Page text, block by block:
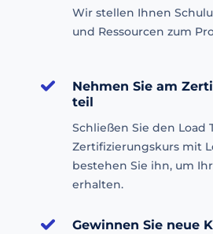
Wir stellen Ihnen
und Ressourcen zum
Nehmen Sie am
teil
Schließen Sie den Load
Zertifizierungskurs mit
bestehen Sie ihn, um
erhalten.
Gewinnen Sie neue